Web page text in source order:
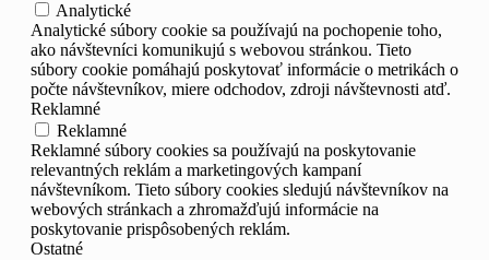
Analytické
Analytické súbory cookie sa používajú na pochopenie toho,
ako návštevníci komunikujú s webovou stránkou. Tieto
súbory cookie pomáhajú poskytovať informácie o metrikách o
počte návštevníkov, miere odchodov, zdroji návštevnosti atď.
Reklamné
Reklamné
Reklamné súbory cookies sa používajú na poskytovanie
relevantných reklám a marketingových kampaní
návštevníkom. Tieto súbory cookies sledujú návštevníkov na
webových stránkach a zhromažďujú informácie na
poskytovanie prispôsobených reklám.
Ostatné